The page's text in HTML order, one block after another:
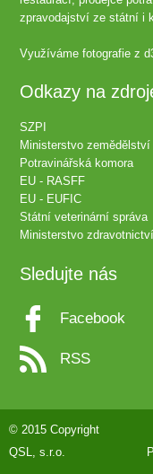
zpravodajství ze státní i
Využíváme fotografie z
Odkazy na
SZPI
Ministerstvo zemědělství
Potravinářská komora
EU - RASFF
EU - EUFIC
Státní veterinární správa
Ministerstvo zdravotnictví
Sledujte nás
Facebook
RSS
© 2015 Copyright
QSL, s.r.o.